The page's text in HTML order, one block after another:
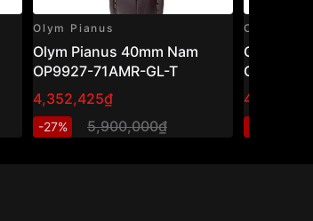
Olym Pianus
Olym Pianus 40mm Nam
OP9927-71AMR-GL-T
4,352,425₫
-27% 5,900,000₫
Olym
Olym
OP9927-